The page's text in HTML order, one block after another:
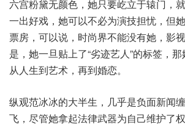
六宫粉黛无颜色，她只要屹立于辕门，
一出好戏，她可以不必为演技担忧，但
票房，可以说，时尚界不能没有她，影
是，她一旦贴上了“劣迹艺人”的标签，那
从人生到艺术，再到婚恋。
纵观范冰冰的大半生，几乎是负面新闻
飞，尽管她拿起法律武器为自己维护了